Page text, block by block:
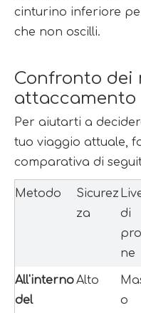
cinturino inferiore
che non oscilli.
Confronto dei
attaccamento
Per aiutarti a
tuo viaggio attuale,
comparativa di
Metodo
Sicurez
za
di
ne
All'interno
del
Alto
o